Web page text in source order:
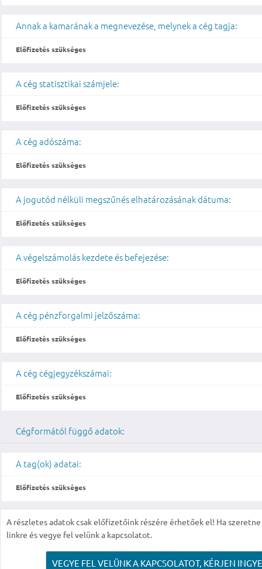
Annak a kamarának a megnevezése, melynek a cég tagja:
Előfizetés szükséges
A cég statisztikai számjele:
Előfizetés szükséges
A cég adószáma:
Előfizetés szükséges
A jogutód nélküli megszűnés elhatározásának dátuma:
Előfizetés szükséges
A végelszámolás kezdete és befejezése:
Előfizetés szükséges
A cég pénzforgalmi jelzőszáma:
Előfizetés szükséges
A cég cégjegyzékszámai:
Előfizetés szükséges
Cégformától függő adatok:
A tag(ok) adatai:
Előfizetés szükséges
A részletes adatok csak előfizetőink részére érhetőek el! Ha
linkre és vegye fel velünk a kapcsolatot.
VEGYE FEL VELÜNK A KAPCSOLATOT, KÉRJEN